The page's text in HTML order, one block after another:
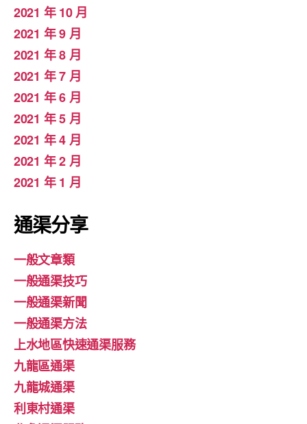
2021 年 10 月
2021 年 9 月
2021 年 8 月
2021 年 7 月
2021 年 6 月
2021 年 5 月
2021 年 4 月
2021 年 2 月
2021 年 1 月
通渠分享
一般文章類
一般通渠技巧
一般通渠新聞
一般通渠方法
上水地區快速通渠服務
九龍區通渠
九龍城通渠
利東村通渠